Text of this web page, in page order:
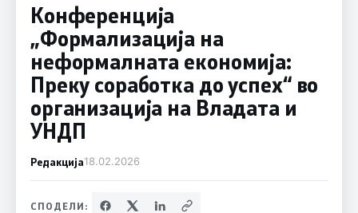
Конференција
„Формализација на
неформалната економија:
Преку соработка до успех“ во
организација на Владата и
УНДП
Редакција18.02.2026
СПОДЕЛИ: